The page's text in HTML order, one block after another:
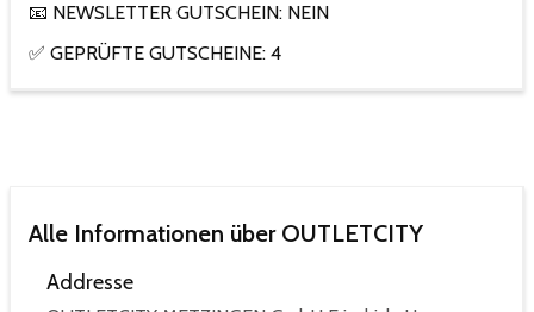
📧 NEWSLETTER GUTSCHEIN: NEIN
✅ GEPRÜFTE GUTSCHEINE: 4
Alle Informationen über OUTLETCITY
Addresse